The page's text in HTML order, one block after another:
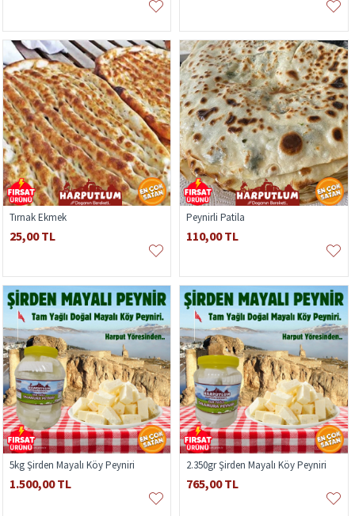
Tırnak Ekmek
25,00 TL
Peynirli Patila
110,00 TL
5kg Şirden Mayalı Köy Peyniri
1.500,00 TL
2.350gr Şirden Mayalı Köy Peyniri
765,00 TL